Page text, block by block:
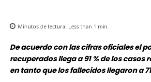
Minutos de lectura: Less than 1 min.
De acuerdo con las cifras oficiales el
recuperados llega a 91 % de los casos
en tanto que los fallecidos llegaron a